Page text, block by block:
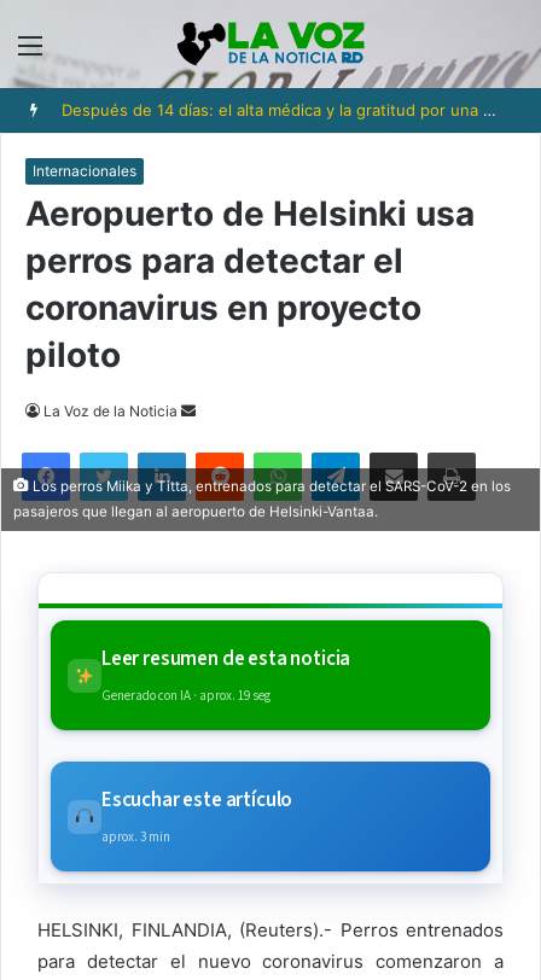
Menú
Después de 14 días: el alta médica y la gratitud por una nueva oportunidad
Internacionales
Aeropuerto de Helsinki usa
perros para detectar el
coronavirus en proyecto
piloto
La Voz de la Noticia
Send
email
FacebookTwitter LinkedInReddit WhatsAppTelegramCompartir via Email Imprimi
Los perros Miika y Titta, entrenados para detectar el SARS-CoV-2 en los
pasajeros que llegan al aeropuerto de Helsinki-Vantaa.
Leer resumen de esta noticia
Generado con IA · aprox. 19 seg
Escuchar este artículo
aprox. 3 min
HELSINKI, FINLANDIA, (Reuters).- Perros entrenados
para detectar el nuevo coronavirus comenzaron a